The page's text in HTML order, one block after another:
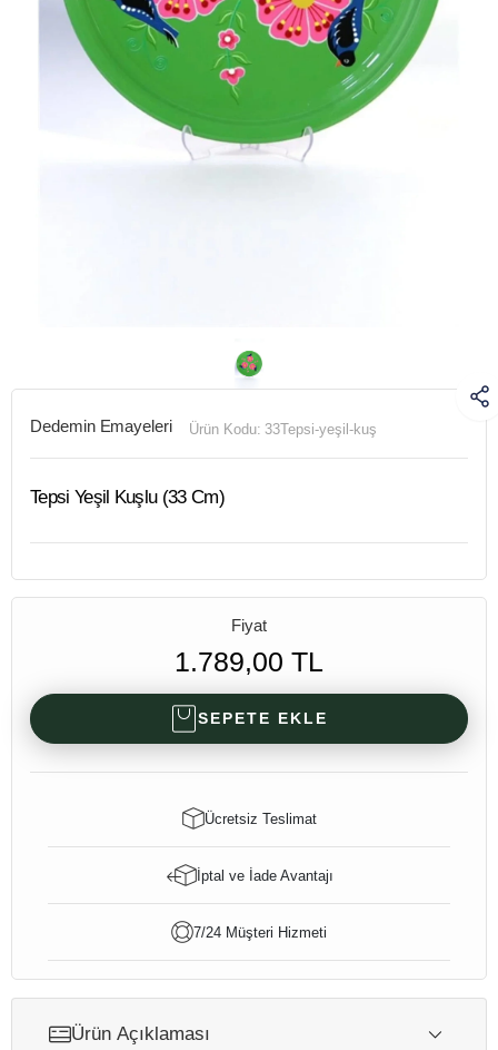
Dedemin Emayeleri Ürün Kodu: 33Tepsi-yeşil-kuş
Tepsi Yeşil Kuşlu (33 Cm)
Fiyat
1.789,00 TL
SEPETE EKLE
Ücretsiz Teslimat
İptal ve İade Avantajı
7/24 Müşteri Hizmeti
Ürün Açıklaması